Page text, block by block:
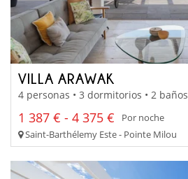
VILLA ARAWAK
4 personas • 3 dormitorios • 2 baños
1 387 € - 4 375 €
Por noche
Saint-Barthélemy Este - Pointe Milou